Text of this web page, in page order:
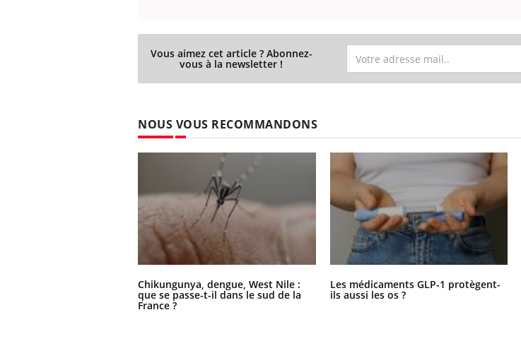
Vous aimez cet article ? Abonnez-
vous à la newsletter !
NOUS VOUS RECOMMANDONS
Chikungunya, dengue, West Nile :
que se passe-t-il dans le sud de la
France ?
Les médicaments GLP-1 protègent-
ils aussi les os ?